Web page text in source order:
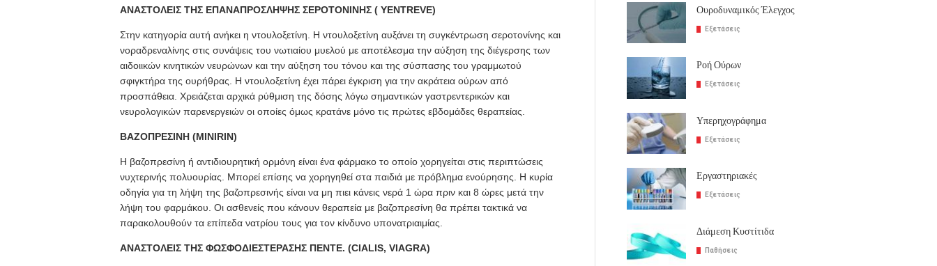
ΑΝΑΣΤΟΛΕΙΣ ΤΗΣ ΕΠΑΝΑΠΡΟΣΛΗΨΗΣ ΣΕΡΟΤΟΝΙΝΗΣ ( YENTREVE)
Στην κατηγορία αυτή ανήκει η ντουλοξετίνη. Η ντουλοξετίνη αυξάνει τη συγκέντρωση σεροτονίνης και
νοραδρεναλίνης στις συνάψεις του νωτιαίου μυελού με αποτέλεσμα την αύξηση της διέγερσης των
αιδοιικών κινητικών νευρώνων και την αύξηση του τόνου και της σύσπασης του γραμμωτού
σφιγκτήρα της ουρήθρας. Η ντουλοξετίνη έχει πάρει έγκριση για την ακράτεια ούρων από
προσπάθεια. Χρειάζεται αρχικά ρύθμιση της δόσης λόγω σημαντικών γαστρεντερικών και
νευρολογικών παρενεργειών οι οποίες όμως κρατάνε μόνο τις πρώτες εβδομάδες θεραπείας.
ΒΑΖΟΠΡΕΣΙΝΗ (MINIRIN)
Η βαζοπρεσίνη ή αντιδιουρητική ορμόνη είναι ένα φάρμακο το οποίο χορηγείται στις περιπτώσεις
νυχτερινής πολυουρίας. Μπορεί επίσης να χορηγηθεί στα παιδιά με πρόβλημα ενούρησης. Η κυρία
οδηγία για τη λήψη της βαζοπρεσινής είναι να μη πιει κάνεις νερά 1 ώρα πριν και 8 ώρες μετά την
λήψη του φαρμάκου. Οι ασθενείς που κάνουν θεραπεία με βαζοπρεσίνη θα πρέπει τακτικά να
παρακολουθούν τα επίπεδα νατρίου τους για τον κίνδυνο υπονατριαιμίας.
ΑΝΑΣΤΟΛΕΙΣ ΤΗΣ ΦΩΣΦΟΔΙΕΣΤΕΡΑΣΗΣ ΠΕΝΤΕ. (CIALIS, VIAGRA)
Ουροδυναμικός Έλεγχος
Εξετάσεις
Ροή Ούρων
Εξετάσεις
Υπερηχογράφημα
Εξετάσεις
Εργαστηριακές
Εξετάσεις
Διάμεση Κυστίτιδα
Παθήσεις